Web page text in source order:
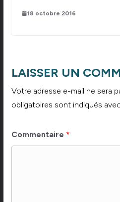
18 octobre 2016
LAISSER UN
Votre adresse e-mail ne sera
obligatoires sont indiqués avec
Commentaire *